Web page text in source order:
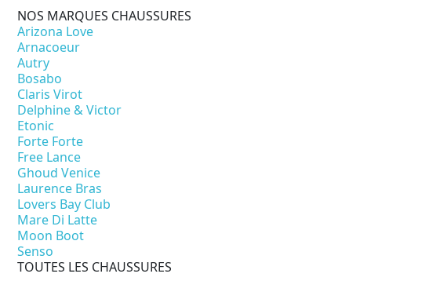
NOS MARQUES CHAUSSURES
Arizona Love
Arnacoeur
Autry
Bosabo
Claris Virot
Delphine & Victor
Etonic
Forte Forte
Free Lance
Ghoud Venice
Laurence Bras
Lovers Bay Club
Mare Di Latte
Moon Boot
Senso
TOUTES LES CHAUSSURES